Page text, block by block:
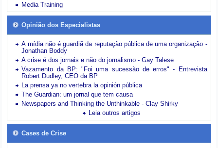
Media Training
Opinião dos Especialistas
A mídia não é guardiã da reputação pública de uma organização -
Jonathan Boddy
A crise é dos jornais e não do jornalismo - Gay Talese
Vazamento da BP: "Foi uma sucessão de erros" - Entrevista
Robert Dudley, CEO da BP
La prensa ya no vertebra la opinión pública
The Guardian: um jornal que tem causa
Newspapers and Thinking the Unthinkable - Clay Shirky
Leia outros artigos
Cases de Crise